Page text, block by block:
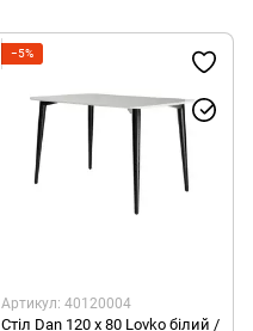
−5%
Артикул: 40120004
Стіл Dan 120 х 80 Lovko білий /